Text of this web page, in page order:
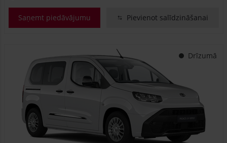
Saņemt piedāvājumu Pievienot salīdzināšanai
Drīzumā